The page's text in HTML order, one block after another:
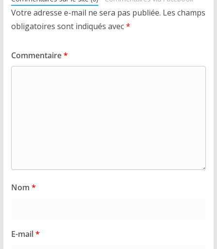
Votre adresse e-mail ne sera pas publiée. Les champs
obligatoires sont indiqués avec*
Commentaire*
Nom *
E-mail*